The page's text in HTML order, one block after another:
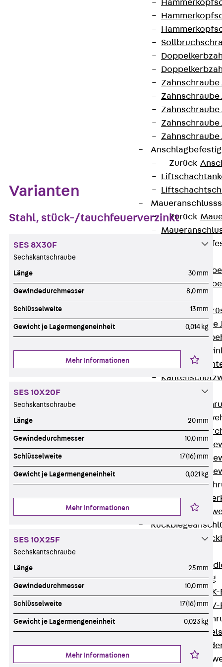
Zahnschraube
Zahnschraube
Zahnschraube
Zahnschraube
Zahnschraube
Zurück
Zurück
Gerüstschuhe
Zurück
Gerüstschuhe
Zurück
Zurück
Zurück
GFK-Bewehrung
Zurück
FIBERNOX®
Zurück
Varianten
Stahl, stück-/tauchfeuerverzinkt
SES 8X30F
Sechskantschraube
Länge 30 mm
Gewindedurchmesser 8,0 mm
Schlüsselweite 13 mm
Gewicht je Lagermengeneinheit 0,014 kg
Mehr Informationen
SES 10X20F
Sechskantschraube
Länge 20 mm
Gewindedurchmesser 10,0 mm
Schlüsselweite 17(16) mm
Gewicht je Lagermengeneinheit 0,021 kg
Mehr Informationen
SES 10X25F
Sechskantschraube
Länge 25 mm
Gewindedurchmesser 10,0 mm
Schlüsselweite 17(16) mm
Gewicht je Lagermengeneinheit 0,023 kg
Mehr Informationen